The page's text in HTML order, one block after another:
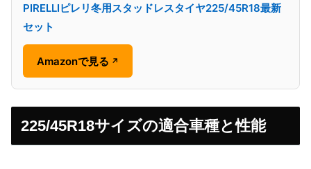
PIRELLIピレリ冬用スタッドレスタイヤ225/45R18最新
セット
Amazonで見る ↗
225/45R18サイズの適合車種と性能